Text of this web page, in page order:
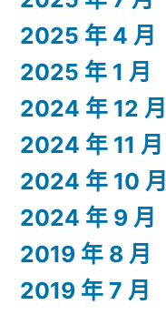
2025 年 4 月
2025 年 1 月
2024 年 12 月
2024 年 11 月
2024 年 10 月
2024 年 9 月
2019 年 8 月
2019 年 7 月